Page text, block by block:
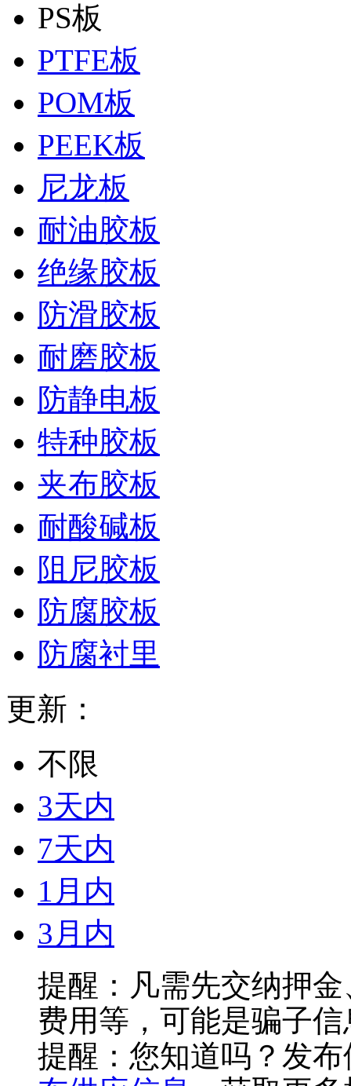
PS板
PTFE板
POM板
PEEK板
尼龙板
耐油胶板
绝缘胶板
防滑胶板
耐磨胶板
防静电板
特种胶板
夹布胶板
耐酸碱板
阻尼胶板
防腐胶板
防腐衬里
更新：
不限
3天内
7天内
1月内
3月内
提醒：凡需先交纳押
费用等，可能是骗子
提醒：您知道吗？发